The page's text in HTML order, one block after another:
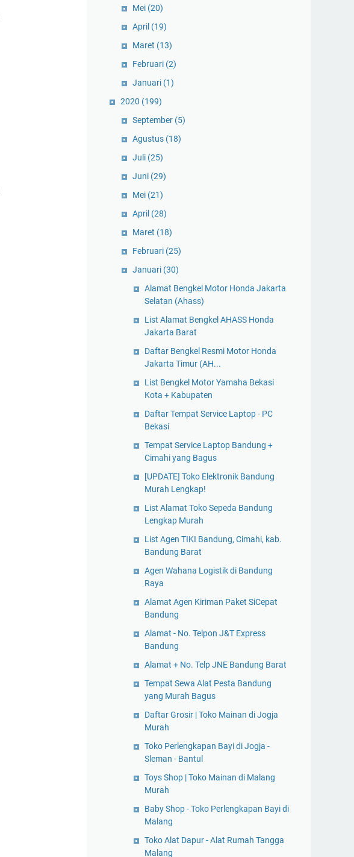
Mei (20)
April (19)
Maret (13)
Februari (2)
Januari (1)
2020 (199)
September (5)
Agustus (18)
Juli (25)
Juni (29)
Mei (21)
April (28)
Maret (18)
Februari (25)
Januari (30)
Alamat Bengkel Motor Honda Jakarta
Selatan (Ahass)
List Alamat Bengkel AHASS Honda
Jakarta Barat
Daftar Bengkel Resmi Motor Honda
Jakarta Timur (AH...
List Bengkel Motor Yamaha Bekasi
Kota + Kabupaten
Daftar Tempat Service Laptop - PC
Bekasi
Tempat Service Laptop Bandung +
Cimahi yang Bagus
[UPDATE] Toko Elektronik Bandung
Murah Lengkap!
List Alamat Toko Sepeda Bandung
Lengkap Murah
List Agen TIKI Bandung, Cimahi, kab.
Bandung Barat
Agen Wahana Logistik di Bandung
Raya
Alamat Agen Kiriman Paket SiCepat
Bandung
Alamat - No. Telpon J&T Express
Bandung
Alamat + No. Telp JNE Bandung Barat
Tempat Sewa Alat Pesta Bandung
yang Murah Bagus
Daftar Grosir | Toko Mainan di Jogja
Murah
Toko Perlengkapan Bayi di Jogja -
Sleman - Bantul
Toys Shop | Toko Mainan di Malang
Murah
Baby Shop - Toko Perlengkapan Bayi di
Malang
Toko Alat Dapur - Alat Rumah Tangga
Malang